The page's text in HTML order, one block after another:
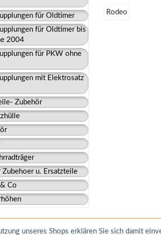
für Oldtimer
für Oldtimer bis
2004
für PKW ohne
mit Elektrosatz
Zubehör
Zubehoer u. Ersatzteile
Co
Rodeo
unseres Shops erklären Sie sich damit